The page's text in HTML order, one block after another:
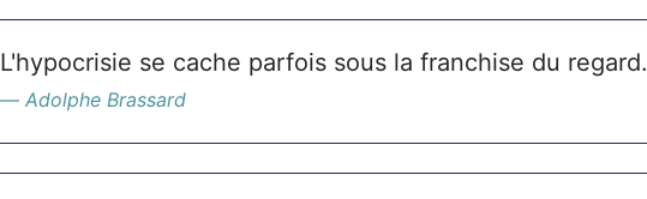
L'hypocrisie se cache parfois sous la franchise du regard.
Adolphe Brassard